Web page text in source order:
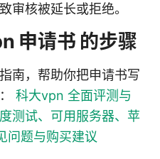
审核被延长或拒绝。
申请书 的步骤
南，帮助你把申请书写
科大vpn 全面评测与
测试、可用服务器、苹
问题与购买建议